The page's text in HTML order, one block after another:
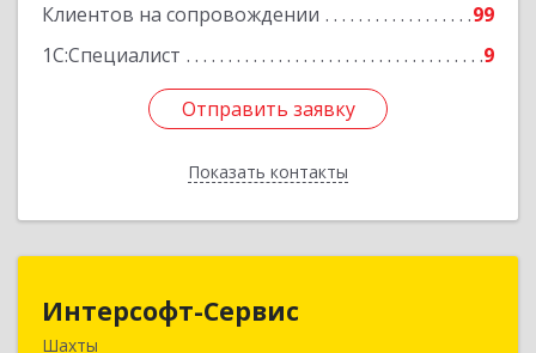
Клиентов на сопровождении
99
1С:Специалист
9
Отправить заявку
Показать контакты
Отправить заявку
Назад
Интерсофт-Сервис
Шахты